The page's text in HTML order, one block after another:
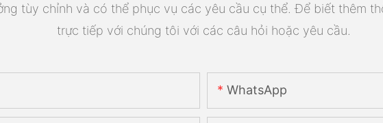
tùy chỉnh và có thể phục vụ các yêu cầu cụ thể. Để biết thêm
trực tiếp với chúng tôi với các câu hỏi hoặc yêu cầu.
WhatsApp